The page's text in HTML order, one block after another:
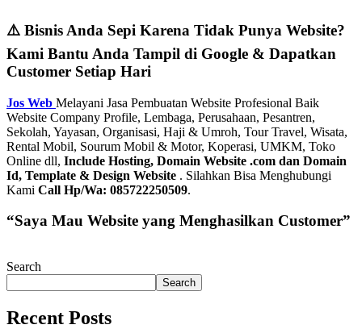
⚠️ Bisnis Anda Sepi Karena Tidak Punya Website?
Kami Bantu Anda Tampil di Google & Dapatkan
Customer Setiap Hari
Jos Web Melayani Jasa Pembuatan Website Profesional Baik
Website Company Profile, Lembaga, Perusahaan, Pesantren,
Sekolah, Yayasan, Organisasi, Haji & Umroh, Tour Travel, Wisata,
Rental Mobil, Sourum Mobil & Motor, Koperasi, UMKM, Toko
Online dll, Include Hosting, Domain Website .com dan Domain
Id, Template & Design Website . Silahkan Bisa Menghubungi
Kami Call Hp/Wa: 085722250509.
“Saya Mau Website yang Menghasilkan Customer”
Search
Search
Recent Posts